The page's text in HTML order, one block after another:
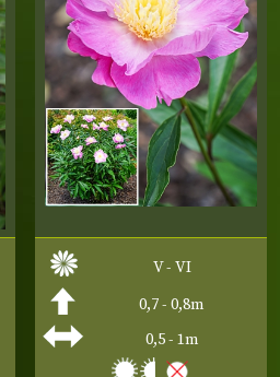
V - VI
0,7 - 0,8m
0,5 - 1m